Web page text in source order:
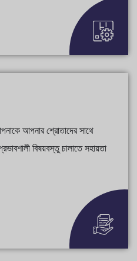
আপনার শ্রোতাদের সাথে
বিষয়বস্তু চালাতে সহায়তা